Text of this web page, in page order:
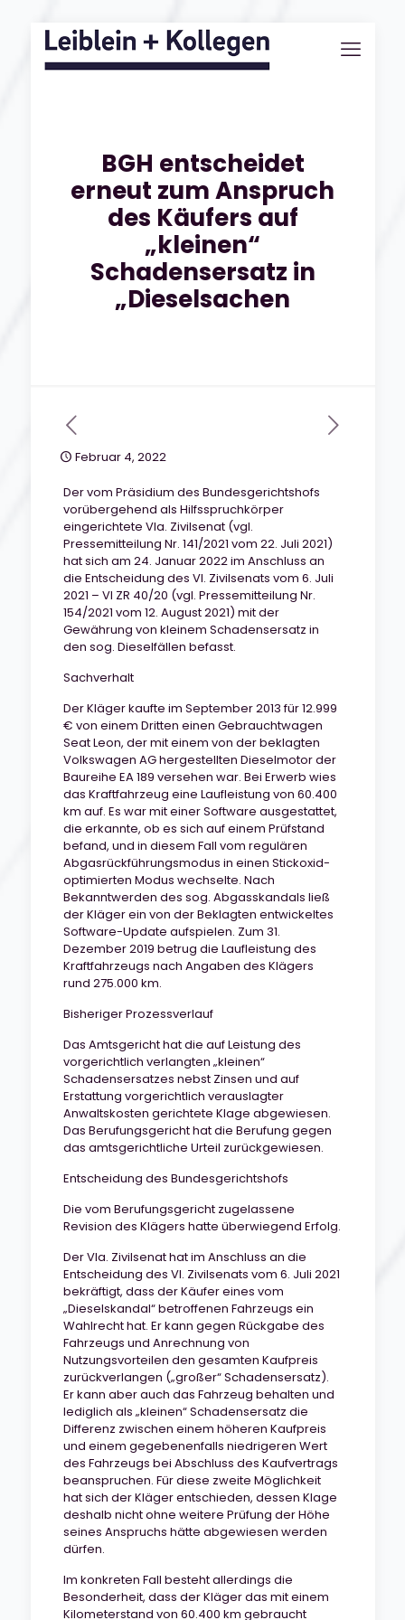
BGH entscheidet
erneut zum Anspruch
des Käufers auf
„kleinen“
Schadensersatz in
„Dieselsachen
Februar 4, 2022
Der vom Präsidium des Bundesgerichtshofs
vorübergehend als Hilfsspruchkörper
eingerichtete VIa. Zivilsenat (vgl.
Pressemitteilung Nr. 141/2021 vom 22. Juli 2021)
hat sich am 24. Januar 2022 im Anschluss an
die Entscheidung des VI. Zivilsenats vom 6. Juli
2021 – VI ZR 40/20 (vgl. Pressemitteilung Nr.
154/2021 vom 12. August 2021) mit der
Gewährung von kleinem Schadensersatz in
den sog. Dieselfällen befasst.
Sachverhalt
Der Kläger kaufte im September 2013 für 12.999
€ von einem Dritten einen Gebrauchtwagen
Seat Leon, der mit einem von der beklagten
Volkswagen AG hergestellten Dieselmotor der
Baureihe EA 189 versehen war. Bei Erwerb wies
das Kraftfahrzeug eine Laufleistung von 60.400
km auf. Es war mit einer Software ausgestattet,
die erkannte, ob es sich auf einem Prüfstand
befand, und in diesem Fall vom regulären
Abgasrückführungsmodus in einen Stickoxid-
optimierten Modus wechselte. Nach
Bekanntwerden des sog. Abgasskandals ließ
der Kläger ein von der Beklagten entwickeltes
Software-Update aufspielen. Zum 31.
Dezember 2019 betrug die Laufleistung des
Kraftfahrzeugs nach Angaben des Klägers
rund 275.000 km.
Bisheriger Prozessverlauf
Das Amtsgericht hat die auf Leistung des
vorgerichtlich verlangten „kleinen“
Schadensersatzes nebst Zinsen und auf
Erstattung vorgerichtlich verauslagter
Anwaltskosten gerichtete Klage abgewiesen.
Das Berufungsgericht hat die Berufung gegen
das amtsgerichtliche Urteil zurückgewiesen.
Entscheidung des Bundesgerichtshofs
Die vom Berufungsgericht zugelassene
Revision des Klägers hatte überwiegend Erfolg.
Der VIa. Zivilsenat hat im Anschluss an die
Entscheidung des VI. Zivilsenats vom 6. Juli 2021
bekräftigt, dass der Käufer eines vom
„Dieselskandal“ betroffenen Fahrzeugs ein
Wahlrecht hat. Er kann gegen Rückgabe des
Fahrzeugs und Anrechnung von
Nutzungsvorteilen den gesamten Kaufpreis
zurückverlangen („großer“ Schadensersatz).
Er kann aber auch das Fahrzeug behalten und
lediglich als „kleinen“ Schadensersatz die
Differenz zwischen einem höheren Kaufpreis
und einem gegebenenfalls niedrigeren Wert
des Fahrzeugs bei Abschluss des Kaufvertrags
beanspruchen. Für diese zweite Möglichkeit
hat sich der Kläger entschieden, dessen Klage
deshalb nicht ohne weitere Prüfung der Höhe
seines Anspruchs hätte abgewiesen werden
dürfen.
Im konkreten Fall besteht allerdings die
Besonderheit, dass der Kläger das mit einem
Kilometerstand von 60.400 km gebraucht